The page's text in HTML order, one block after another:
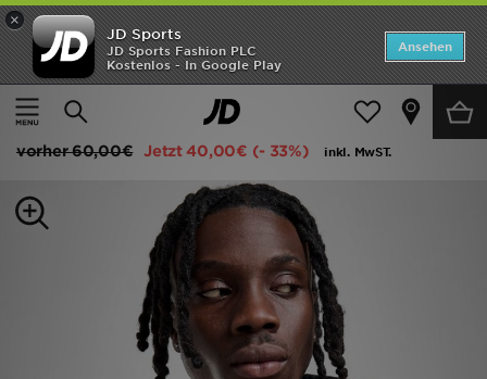
×
JD Sports
JD Sports Fashion PLC
Kostenlos - In Google Play
Ansehen
Home
Herren Herrenbekleidung Kapuzenpullover
adidas Originals Trefoil Essentials Hoodie
vorher60,00€ Jetzt40,00€ (- 33%) inkl. MwST.
ANGEBOTE
Neuheiten
Kinder